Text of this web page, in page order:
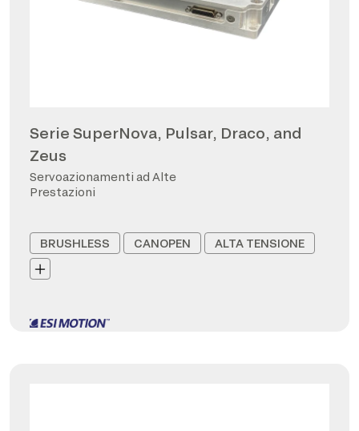
Serie SuperNova, Pulsar, Draco, and
Zeus
Servoazionamenti ad Alte
Prestazioni
BRUSHLESS CANOPEN ALTA TENSIONE